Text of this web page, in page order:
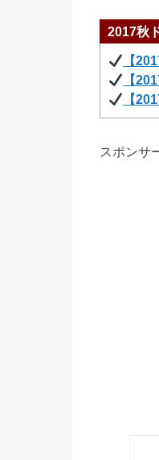
2017秋
【
【
【
スポンサ